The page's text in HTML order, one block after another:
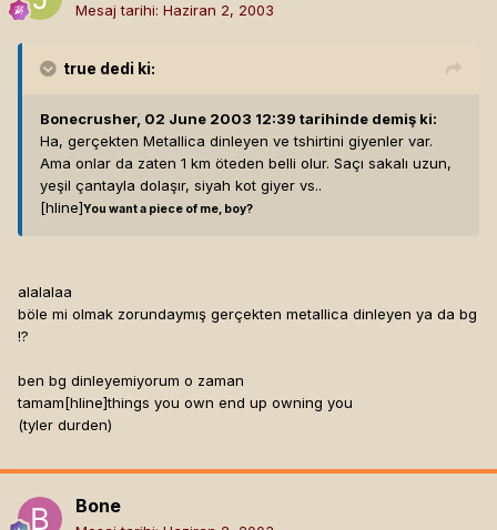
Mesaj tarihi: Haziran 2, 2003
true dedi ki:
Bonecrusher, 02 June 2003 12:39 tarihinde demiş ki:
Ha, gerçekten Metallica dinleyen ve tshirtini giyenler var.
Ama onlar da zaten 1 km öteden belli olur. Saçı sakalı uzun,
yeşil çantayla dolaşır, siyah kot giyer vs..
[hline]You want a piece of me, boy?
alalalaa
böle mi olmak zorundaymış gerçekten metallica dinleyen ya da bg
!?
ben bg dinleyemiyorum o zaman
tamam[hline]things you own end up owning you
(tyler durden)
Bone